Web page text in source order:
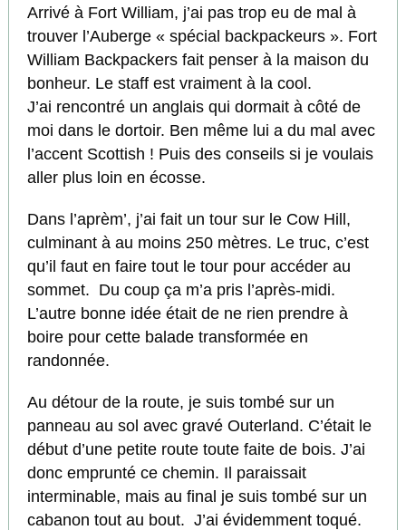
Arrivé à Fort William, j’ai pas trop eu de mal à
trouver l’Auberge « spécial backpackeurs ». Fort
William Backpackers fait penser à la maison du
bonheur. Le staff est vraiment à la cool.
J’ai rencontré un anglais qui dormait à côté de
moi dans le dortoir. Ben même lui a du mal avec
l’accent Scottish ! Puis des conseils si je voulais
aller plus loin en écosse.
Dans l’aprèm’, j’ai fait un tour sur le Cow Hill,
culminant à au moins 250 mètres. Le truc, c’est
qu’il faut en faire tout le tour pour accéder au
sommet. Du coup ça m’a pris l’après-midi.
L’autre bonne idée était de ne rien prendre à
boire pour cette balade transformée en
randonnée.
Au détour de la route, je suis tombé sur un
panneau au sol avec gravé Outerland. C’était le
début d’une petite route toute faite de bois. J’ai
donc emprunté ce chemin. Il paraissait
interminable, mais au final je suis tombé sur un
cabanon tout au bout. J’ai évidemment toqué.